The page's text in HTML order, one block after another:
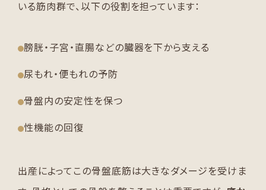
いる筋肉群で、以下の役割を担っています：
膀胱・子宮・直腸などの臓器を下から支える
尿もれ・便もれの予防
骨盤内の安定性を保つ
性機能の回復
出産によってこの骨盤底筋は大きなダメージを受けま